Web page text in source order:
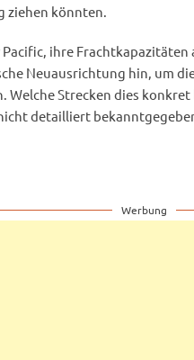
ziehen könnten.
ihre
Neuausrichtung hin, um
Welche Strecken dies
detailliert
Werbung